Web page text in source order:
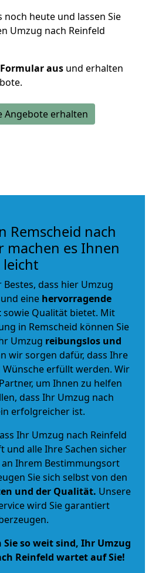
noch heute und lassen Sie
Umzug nach Reinfeld
aus und erhalten
Angebote erhalten
Remscheid nach
machen es Ihnen
leicht
dass hier Umzug
und eine hervorragende
sowie Qualität bietet. Mit
in Remscheid können Sie
Umzug reibungslos und
wir sorgen dafür, dass Ihre
erfüllt werden. Wir
um Ihnen zu helfen
dass Ihr Umzug nach
erfolgreicher ist.
Ihr Umzug nach Reinfeld
und alle Ihre Sachen sicher
Ihrem Bestimmungsort
Sie sich selbst von den
und der Qualität. Unsere
wird Sie garantiert
so weit sind, Ihr Umzug
Reinfeld wartet auf Sie!